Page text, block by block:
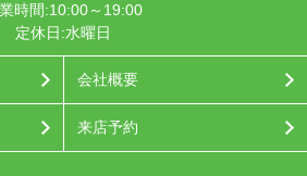
時間:10:00～19:00
定休日:水曜日
会社概要
来店予約